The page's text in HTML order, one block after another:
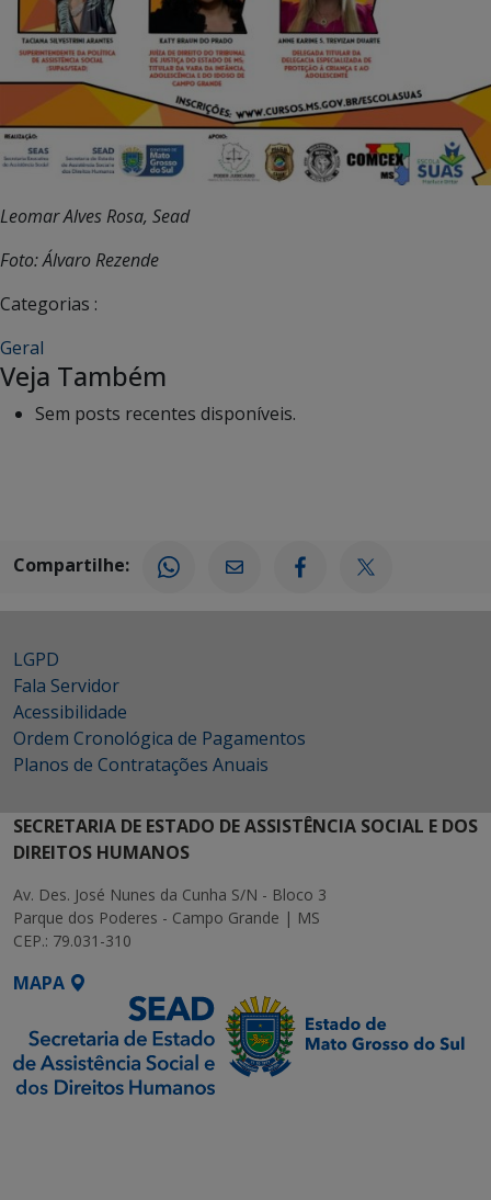
Leomar Alves Rosa, Sead
Foto: Álvaro Rezende
Categorias :
Geral
Veja Também
Sem posts recentes disponíveis.
Compartilhe:
LGPD
Fala Servidor
Acessibilidade
Ordem Cronológica de Pagamentos
Planos de Contratações Anuais
SECRETARIA DE ESTADO DE ASSISTÊNCIA SOCIAL E DOS
DIREITOS HUMANOS
Av. Des. José Nunes da Cunha S/N - Bloco 3
Parque dos Poderes - Campo Grande | MS
CEP.: 79.031-310
MAPA